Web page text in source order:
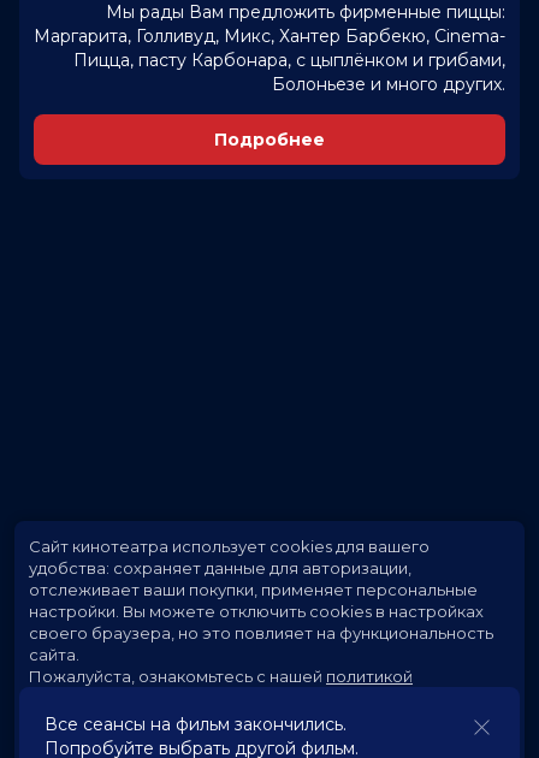
Мы рады Вам предложить фирменные пиццы:
Маргарита, Голливуд, Микс, Хантер Барбекю, Cinema-
Пицца, пасту Карбонара, с цыплёнком и грибами,
Болоньезе и много других.
Подробнее
Все сеансы на фильм закончились.
Попробуйте выбрать другой фильм.
Сайт кинотеатра использует cookies для вашего
удобства: сохраняет данные для авторизации,
отслеживает ваши покупки, применяет персональные
настройки. Вы можете отключить cookies в настройках
своего браузера, но это повлияет на функциональность
сайта.
Пожалуйста, ознакомьтесь с нашей политикой
Принять